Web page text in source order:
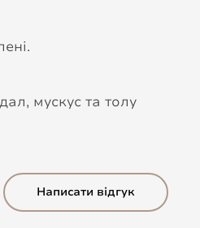
мускус та толу
Написати відгук